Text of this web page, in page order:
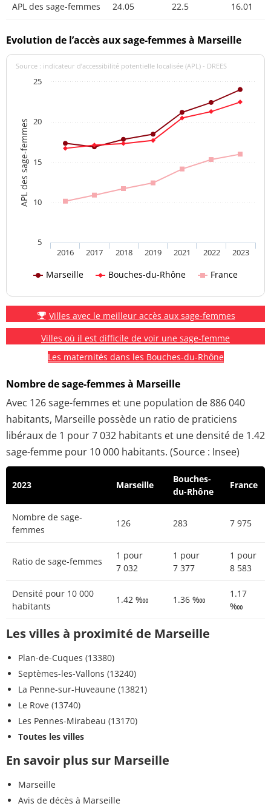
APL des sage-femmes 24.05 22.5 16.01
Evolution de l’accès aux sage-femmes à Marseille
APL des sage-femmes
Source : indicateur d’accessibilité potentielle localisée (APL) - DREES
Marseille Bouches-du-Rhône France
2016 2017 2018 2019 2021 2022 2023
5
10
15
20
25
Villes avec le meilleur accès aux sage-femmes
Villes où il est difficile de voir une sage-femme
Les maternités dans les Bouches-du-Rhône
Nombre de sage-femmes à Marseille
Avec 126 sage-femmes et une population de 886 040
habitants, Marseille possède un ratio de praticiens
libéraux de 1 pour 7 032 habitants et une densité de 1.42
sage-femme pour 10 000 habitants. (Source : Insee)
2023 Marseille
Bouches-
du-Rhône
France
Nombre de sage-
femmes
126 283 7 975
Ratio de sage-femmes
1 pour
7 032
1 pour
7 377
1 pour
8 583
Densité pour 10 000
habitants
1.42 ‱ 1.36 ‱
1.17
‱
Les villes à proximité de Marseille
Plan-de-Cuques (13380)
Septèmes-les-Vallons (13240)
La Penne-sur-Huveaune (13821)
Le Rove (13740)
Les Pennes-Mirabeau (13170)
Toutes les villes
En savoir plus sur Marseille
Marseille
Avis de décès à Marseille